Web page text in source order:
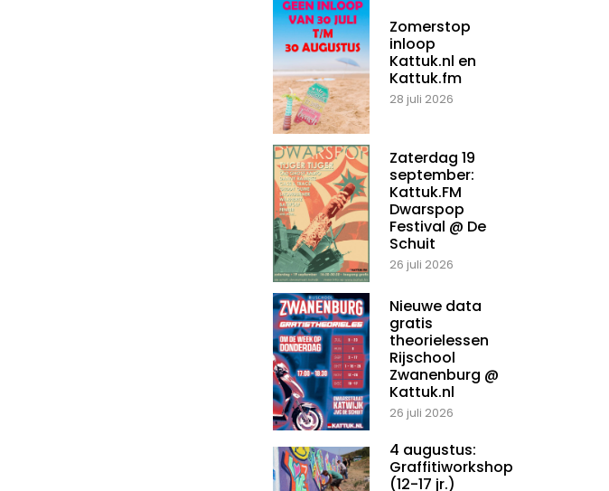
Zomerstop
inloop
Kattuk.nl en
Kattuk.fm
28 juli 2026
Zaterdag 19
september:
Kattuk.FM
Dwarspop
Festival @ De
Schuit
26 juli 2026
Nieuwe data
gratis
theorielessen
Rijschool
Zwanenburg @
Kattuk.nl
26 juli 2026
4 augustus:
Graffitiworkshop
(12-17 jr.)